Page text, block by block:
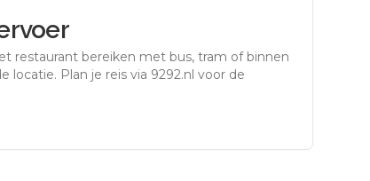
restaurant bereiken met bus, tram of binnen
locatie. Plan je reis via 9292.nl voor de